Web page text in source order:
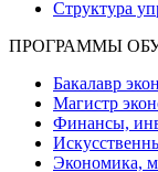
Структура
ПРОГРАММЫ
Бакалавр
Магистр
Финансы,
Экономика,